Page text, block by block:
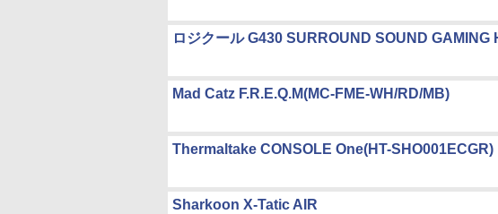
ロジクール G430 SURROUND SOUND GAMING
Mad Catz F.R.E.Q.M(MC-FME-WH/RD/MB)
Thermaltake CONSOLE One(HT-SHO001ECGR)
Sharkoon X-Tatic AIR